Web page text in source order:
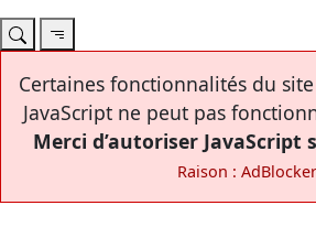
Certaines fonctionnalités du
JavaScript ne peut pas
Merci d’autoriser JavaScript
Raison : AdBlocker